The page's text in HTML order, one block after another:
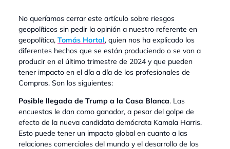
No queríamos cerrar este artículo sobre riesgos
geopolíticos sin pedir la opinión a nuestro referente en
geopolítica, Tomás Hortal, quien nos ha explicado los
diferentes hechos que se están produciendo o se van a
producir en el último trimestre de 2024 y que pueden
tener impacto en el día a día de los profesionales de
Compras. Son los siguientes:
Posible llegada de Trump a la Casa Blanca. Las
encuestas le dan como ganador, a pesar del golpe de
efecto de la nueva candidata demócrata Kamala Harris.
Esto puede tener un impacto global en cuanto a las
relaciones comerciales del mundo y el desarrollo de los